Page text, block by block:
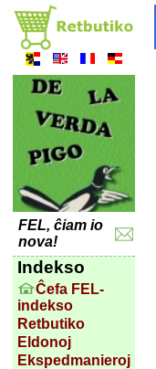
FEL, ĉiam io
nova!
Indekso
Ĉefa FEL-
indekso
Retbutiko
Eldonoj
Ekspedmanieroj